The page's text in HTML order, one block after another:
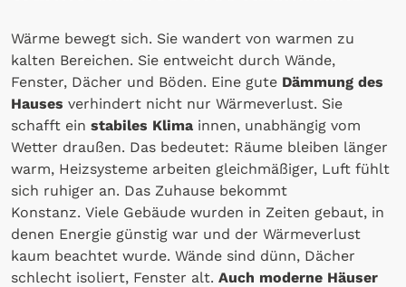
Wärme bewegt sich. Sie wandert von warmen zu
kalten Bereichen. Sie entweicht durch Wände,
Fenster, Dächer und Böden. Eine gute Dämmung des
Hauses verhindert nicht nur Wärmeverlust. Sie
schafft ein stabiles Klima innen, unabhängig vom
Wetter draußen. Das bedeutet: Räume bleiben länger
warm, Heizsysteme arbeiten gleichmäßiger, Luft fühlt
sich ruhiger an. Das Zuhause bekommt
Konstanz. Viele Gebäude wurden in Zeiten gebaut, in
denen Energie günstig war und der Wärmeverlust
kaum beachtet wurde. Wände sind dünn, Dächer
schlecht isoliert, Fenster alt. Auch moderne Häuser